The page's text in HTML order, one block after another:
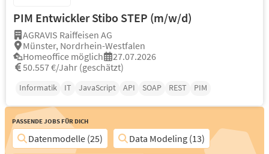
PIM Entwickler Stibo STEP (m/w/d)
AGRAVIS Raiffeisen AG
Münster, Nordrhein-Westfalen
Homeoffice möglich
27.07.2026
50.557 €/Jahr (geschätzt)
Informatik IT JavaScript API SOAP REST PIM
Passende Jobs für Dich
Datenmodelle (25)
Data Modeling (13)